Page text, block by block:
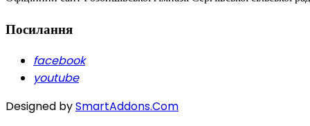
Посилання
facebook
youtube
Designed bySmartAddons.Com